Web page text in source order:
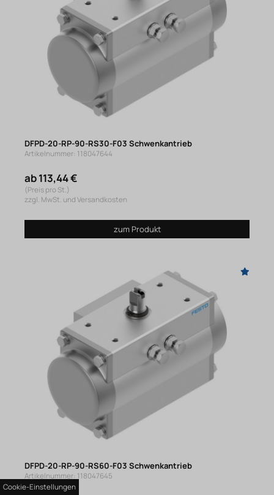
DFPD-20-RP-90-RS30-F03 Schwenkantrieb
Artikelnummer: 118047644
ab 113,44 €
(Preis pro St.)
zzgl. MwSt. und Versandkosten
zum Produkt
DFPD-20-RP-90-RS60-F03 Schwenkantrieb
Artikelnummer: 118047645
Cookie-Einstellungen